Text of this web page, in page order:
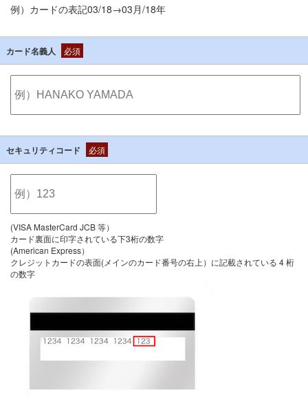
例）カードの表記03/18→03月/18年
カード名義人 必須
セキュリティコード 必須
(VISA MasterCard JCB 等）
カード裏面に印字されている下3桁の数字
(American Express）
クレジットカードの表面(メインのカード番号の右上）に記載されている 4 桁
の数字